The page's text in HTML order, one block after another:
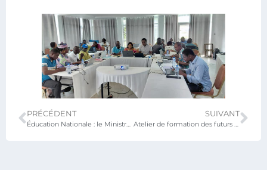
PRÉCÉDENT
Éducation Nationale : le Ministre Mama Omorou élevé au grade d’Officier de l’Ordre du Mono
SUIVANT
Atelier de formation des futurs observateurs de classe à l’outil Teach Primary pour la 4ᵉ évaluation nationale